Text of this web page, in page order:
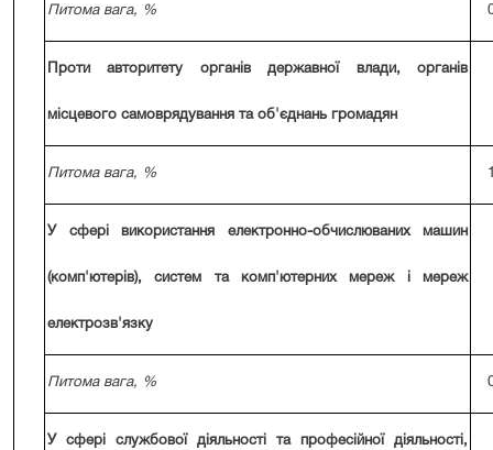
Питома вага, %
Проти авторитету органів державної влади, органів
місцевого самоврядування та об'єднань громадян
Питома вага, %
У сфері використання електронно-обчислюваних машин
(комп'ютерів), систем та комп'ютерних мереж і мереж
електрозв'язку
Питома вага, %
У сфері службової діяльності та професійної діяльності,